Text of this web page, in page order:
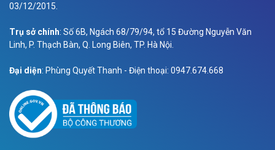
03/12/2015.
Trụ sở chính: Số 6B, Ngách 68/79/94, tổ 15 Đường Nguyễn Văn
Linh, P. Thạch Bàn, Q. Long Biên, TP. Hà Nội.
Đại diện: Phùng Quyết Thanh - Điện thoại: 0947.674.668